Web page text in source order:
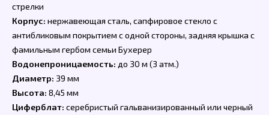
стрелки
Корпус: нержавеющая сталь, сапфировое стекло с
антибликовым покрытием с одной стороны, задняя крышка с
фамильным гербом семьи Бухерер
Водонепроницаемость: до 30 м (3 атм.)
Диаметр: 39 мм
Высота: 8,45 мм
Циферблат: серебристый гальванизированный или черный